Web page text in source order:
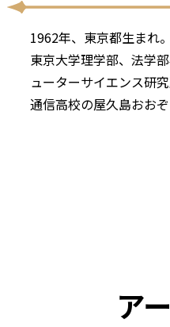
1962年、東京都生まれ
東京大学理学部、法学
ューターサイエンス研
通信高校の屋久島おお
ア